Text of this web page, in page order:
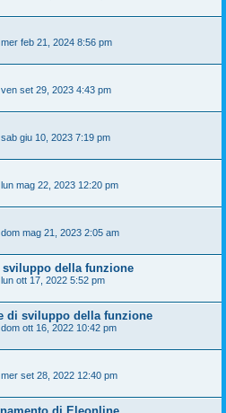
mer feb 21, 2024 8:56 pm
ven set 29, 2023 4:43 pm
sab giu 10, 2023 7:19 pm
lun mag 22, 2023 12:20 pm
dom mag 21, 2023 2:05 am
sviluppo della funzione
lun ott 17, 2022 5:52 pm
di sviluppo della funzione
dom ott 16, 2022 10:42 pm
mer set 28, 2022 12:40 pm
di Eleonline